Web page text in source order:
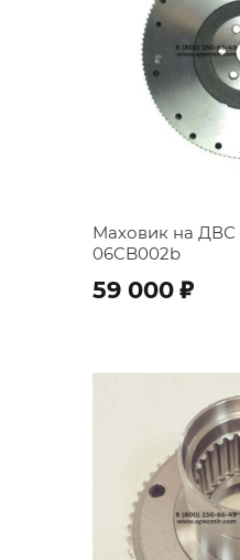
Маховик на ДВС
06CB002b
59 000 ;